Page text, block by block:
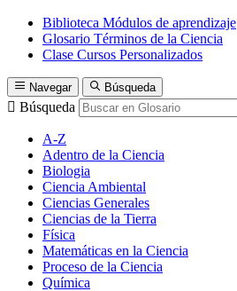
Biblioteca Módulos de aprendizaje
Glosario Términos de la Ciencia
Clase Cursos Personalizados
Navegar Búsqueda
Búsqueda
A-Z
Adentro de la Ciencia
Biologia
Ciencia Ambiental
Ciencias Generales
Ciencias de la Tierra
Física
Matemáticas en la Ciencia
Proceso de la Ciencia
Química